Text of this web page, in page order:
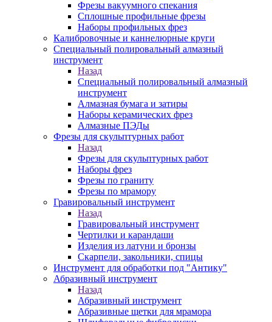
Фрезы вакуумного спекания
Сплошные профильные фрезы
Наборы профильных фрез
Калибровочные и каннелюрные круги
Специальный полировальный алмазный
инструмент
Назад
Специальный полировальный алмазный
инструмент
Алмазная бумага и затиры
Наборы керамических фрез
Алмазные ПЭДы
Фрезы для скульптурных работ
Назад
Фрезы для скульптурных работ
Наборы фрез
Фрезы по граниту
Фрезы по мрамору
Гравировальный инструмент
Назад
Гравировальный инструмент
Чертилки и карандаши
Изделия из латуни и бронзы
Скарпели, закольники, спицы
Инструмент для обработки под "Антику"
Абразивный инструмент
Назад
Абразивный инструмент
Абразивные щетки для мрамора